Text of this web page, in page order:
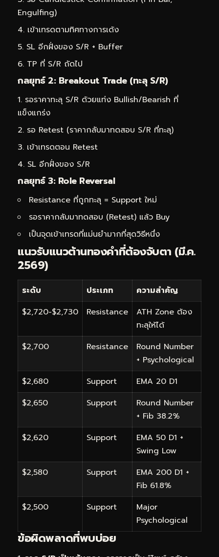
Engulfing)
เข้าเทรดตามทิศทางการเด้ง
SL อีกฝั่งของ S/R + Buffer
TP ที่ S/R ถัดไป
กลยุทธ์ 2: Breakout Trade (ทะลุ S/R)
รอราคาทะลุ S/R ด้วยแท่ง Bullish/Bearish ที่
แข็งแกร่ง
รอ Retest (ราคากลับมาทดสอบ S/R ที่ทะลุ)
เข้าเทรดตอน Retest
SL อีกฝั่งของ S/R
กลยุทธ์ 3: Role Reversal
Resistance ที่ถูกทะลุ = Support ใหม่
รอราคากลับมาทดสอบ (Retest) แล้ว Buy
เป็นจุดเข้าเทรดที่แม่นยำมากที่สุดวิธีหนึ่ง
แนวรับแนวต้านทองคำที่ต้องจับตา (มี.ค.
2569)
ระดับ ประเภท
ความสำคัญ
$2,720-$2,730
Resistance
ATH Zone ต้อง
ทะลุให้ได้
$2,700
Resistance
Round Number
+ Psychological
$2,680
Support
EMA 20 D1
$2,650
Support
Round Number
+ Fib 38.2%
$2,620
Support
EMA 50 D1 +
Swing Low
$2,580
Support
EMA 200 D1 +
Fib 61.8%
$2,500
Support
Major
Psychological
ข้อผิดพลาดที่พบบ่อย